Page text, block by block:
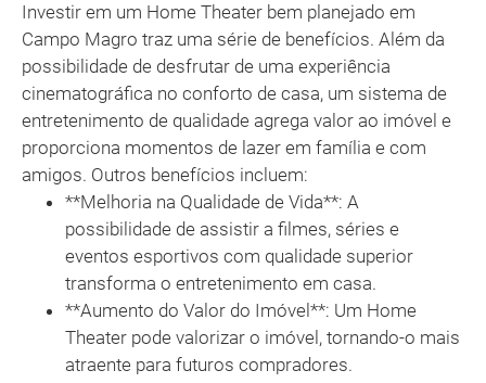
Investir em um Home Theater bem planejado em
Campo Magro traz uma série de benefícios. Além da
possibilidade de desfrutar de uma experiência
cinematográfica no conforto de casa, um sistema de
entretenimento de qualidade agrega valor ao imóvel e
proporciona momentos de lazer em família e com
amigos. Outros benefícios incluem:
**Melhoria na Qualidade de Vida**: A
possibilidade de assistir a filmes, séries e
eventos esportivos com qualidade superior
transforma o entretenimento em casa.
**Aumento do Valor do Imóvel**: Um Home
Theater pode valorizar o imóvel, tornando-o mais
atraente para futuros compradores.